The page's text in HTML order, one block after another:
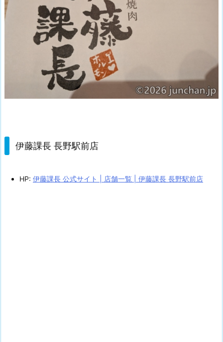
伊藤課長 長野駅前店
HP: 伊藤課長 公式サイト | 店舗一覧 | 伊藤課長 長野駅前店